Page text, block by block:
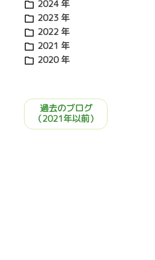
2024 年
2023 年
2022 年
2021 年
2020 年
過去のブログ
（2021年以前）